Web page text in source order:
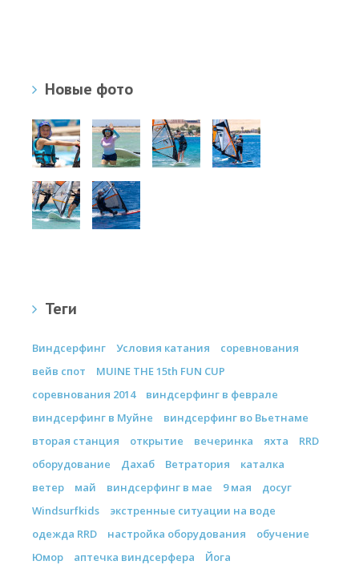
Новые фото
Теги
Виндсерфинг Условия катания
соревнования
вейв спот
MUINE THE 15th FUN CUP
соревнования 2014
виндсерфинг в феврале
виндсерфинг в Муйне
виндсерфинг во Вьетнаме
вторая станция
открытие вечеринка яхта
RRD
оборудование
Дахаб Ветратория
каталка
ветер
май виндсерфинг в мае 9 мая
досуг
Windsurfkids
экстренные ситуации на воде
одежда RRD
настройка оборудования
обучение
Юмор
аптечка виндсерфера
Йога